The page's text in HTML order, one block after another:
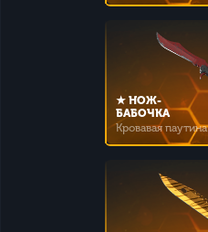
★ НОЖ-
БАБОЧКА
Кровавая паутина